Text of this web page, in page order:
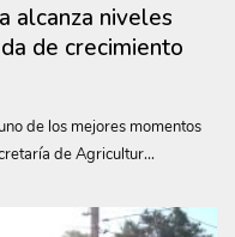
alcanza niveles
de crecimiento
de los mejores momentos
de Agricultur...